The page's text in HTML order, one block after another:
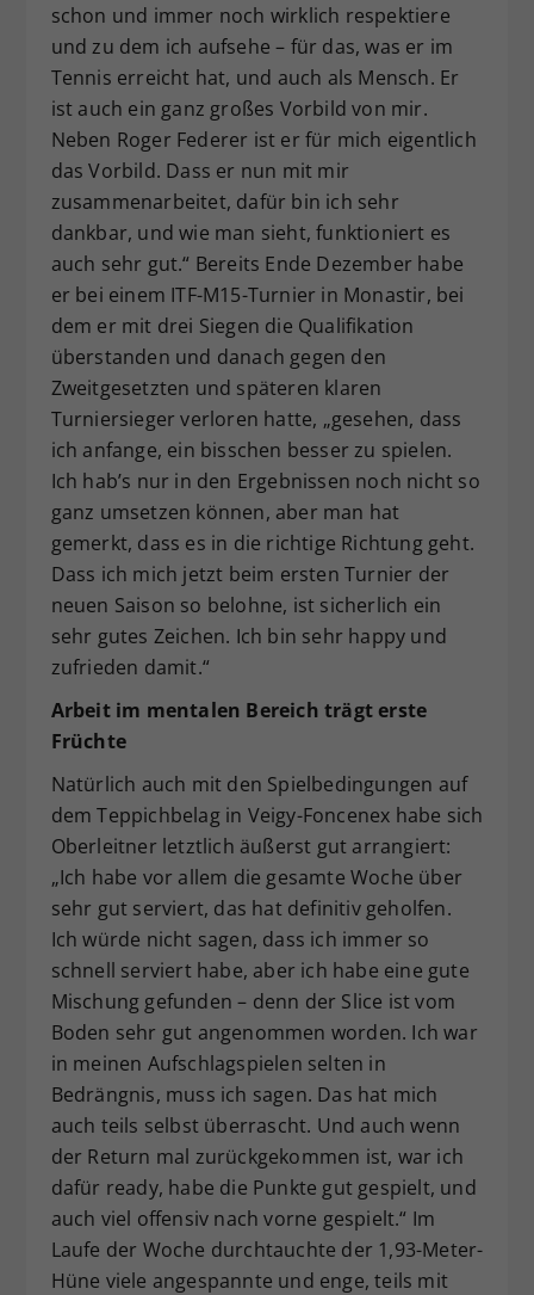
schon und immer noch wirklich respektiere
und zu dem ich aufsehe – für das, was er im
Tennis erreicht hat, und auch als Mensch. Er
ist auch ein ganz großes Vorbild von mir.
Neben Roger Federer ist er für mich eigentlich
das Vorbild. Dass er nun mit mir
zusammenarbeitet, dafür bin ich sehr
dankbar, und wie man sieht, funktioniert es
auch sehr gut.“ Bereits Ende Dezember habe
er bei einem ITF-M15-Turnier in Monastir, bei
dem er mit drei Siegen die Qualifikation
überstanden und danach gegen den
Zweitgesetzten und späteren klaren
Turniersieger verloren hatte, „gesehen, dass
ich anfange, ein bisschen besser zu spielen.
Ich hab’s nur in den Ergebnissen noch nicht so
ganz umsetzen können, aber man hat
gemerkt, dass es in die richtige Richtung geht.
Dass ich mich jetzt beim ersten Turnier der
neuen Saison so belohne, ist sicherlich ein
sehr gutes Zeichen. Ich bin sehr happy und
zufrieden damit.“
Arbeit im mentalen Bereich trägt erste
Früchte
Natürlich auch mit den Spielbedingungen auf
dem Teppichbelag in Veigy-Foncenex habe sich
Oberleitner letztlich äußerst gut arrangiert:
„Ich habe vor allem die gesamte Woche über
sehr gut serviert, das hat definitiv geholfen.
Ich würde nicht sagen, dass ich immer so
schnell serviert habe, aber ich habe eine gute
Mischung gefunden – denn der Slice ist vom
Boden sehr gut angenommen worden. Ich war
in meinen Aufschlagspielen selten in
Bedrängnis, muss ich sagen. Das hat mich
auch teils selbst überrascht. Und auch wenn
der Return mal zurückgekommen ist, war ich
dafür ready, habe die Punkte gut gespielt, und
auch viel offensiv nach vorne gespielt.“ Im
Laufe der Woche durchtauchte der 1,93-Meter-
Hüne viele angespannte und enge, teils mit